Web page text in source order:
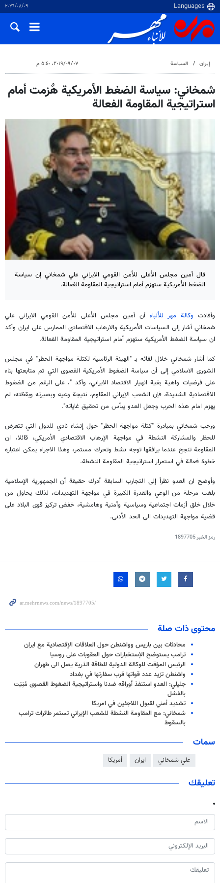
٠٩‏/٠٨‏/٢٠٢٦
إيران السياسة ٠٧‏/٠٩‏/٢٠١٩، ٥:٤٠ م
شمخاني: سياسة الضغط الأمريكية هٌزمت أمام
استراتيجية المقاومة الفعالة
قال أمين مجلس الأعلى للأمن القومي الايراني علي شمخاني إن سياسة
الضغط الأمريكية ستهزم أمام استراتيجية المقاومة الفعالة.
وأفادت وكالة مهر للأنباء أن أمين مجلس الأعلى للأمن القومي الايراني علي
شمخاني أشار إلى السياسات الأمريكية والارهاب الاقتصادي الممارس على ايران وأكد
ان سياسة الضغط الأمريكية ستهزم أمام استراتيجية المقاومة الفعالة.
كما أشار شمخاني خلال لقائه بـ "الهيئة الرئاسية لكتلة مواجهة الحظر" في مجلس
الشورى الاسلامي إلى أن سياسة الضغوط الأمريكية القصوى التي تم متابعتها بناء
على فرضيات واهية بغية انهيار الاقتصاد الايراني، وأكد "، على الرغم من الضغوط
الاقتصادية الشديدة، فإن الشعب الإيراني المقاوم، نتيجة وعيه وبصيرته ويقظته، لم
يهزم امام هذه الحرب وجعل العدو ييأس من تحقيق غاياته".
ورحب شمخاني بمبادرة "كتلة مواجهة الحظر" حول إنشاء نادي للدول التي تتعرض
للحظر والمشاركة النشطة في مواجهة الإرهاب الاقتصادي الأمريكي، قائلا، ان
المقاومة تنجح عندما يرافقها توجه نشط وتحرك مستمر، وهذا الاجراء يمكن اعتباره
خطوة فعالة في استمرار استراتيجية المقاومة النشطة.
وأوضح ان العدو نظراً إلى التجارب السابقة أدرك حقيقة أن الجمهورية الإسلامية
بلغت مرحلة من الوعي والقدرة الكبيرة في مواجهة التهديدات، لذلك يحاول من
خلال خلق أزمات اجتماعية وسياسية وأمنية وهامشية، خفض تركيز قوى البلاد على
قضية مواجهة التهديدات الى الحد الأدنى.
رمز الخبر1897705
محتوى ذات صلة
محادثات بين باريس وواشنطن حول العلاقات الإقتصادية مع ايران
ترامب يستوضح الإستخبارات حول العقوبات على روسيا
الرئيس المؤقت للوكالة الدولية للطاقة الذرية يصل الى طهران
واشنطن تزيد عدد قواتها قرب سفارتها في بغداد
جليلي: العدو استنفذ أوراقه ضدنا واستراتيجية الضغوط القصوى مُنِيَت
بالفشل
تشديد أمني لقبول اللاجئين في امريكا
شمخاني: مع المقاومة النشطة للشعب الإيراني تستمر طائرات ترامب
بالسقوط
سمات
علي شمخاني ايران أمريكا
تعليقك